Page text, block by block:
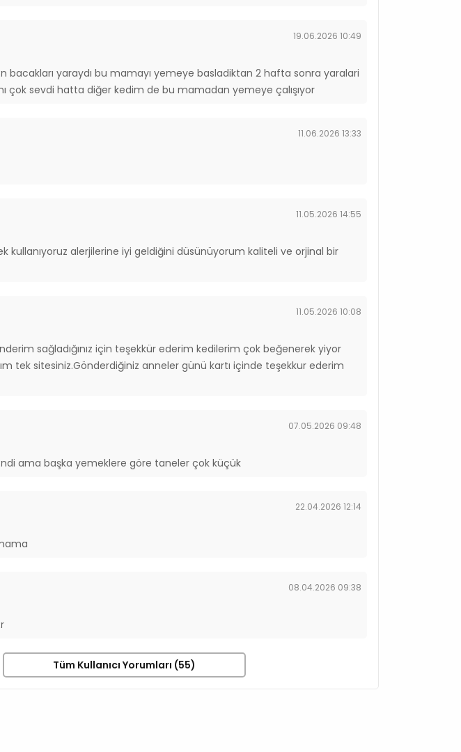
19.06.2026 10:49
bacakları yaraydı bu mamayı yemeye basladiktan 2 hafta sonra yaralari
çok sevdi hatta diğer kedim de bu mamadan yemeye çalışıyor
11.06.2026 13:33
11.05.2026 14:55
kullanıyoruz alerjilerine iyi geldiğini düsünüyorum kaliteli ve orjinal bir
11.05.2026 10:08
sağladığınız için teşekkür ederim kedilerim çok beğenerek yiyor
tek sitesiniz.Gönderdiğiniz anneler günü kartı içinde teşekkur ederim
07.05.2026 09:48
ama başka yemeklere göre taneler çok küçük
22.04.2026 12:14
08.04.2026 09:38
Tüm Kullanıcı Yorumları (55)